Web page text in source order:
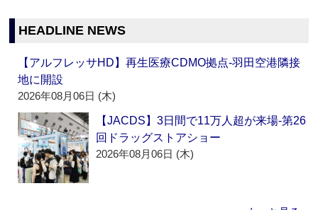
HEADLINE NEWS
【アルフレッサHD】再生医療CDMO拠点‐羽田空港隣接
地に開設
2026年08月06日 (木)
【JACDS】3日間で11万人超が来場‐第26
回ドラッグストアショー
2026年08月06日 (木)